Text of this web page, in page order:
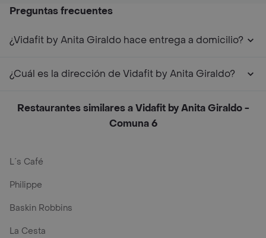
Preguntas frecuentes
¿Vidafit by Anita Giraldo hace entrega a domicilio?
¿Cuál es la dirección de Vidafit by Anita Giraldo?
Restaurantes similares a Vidafit by Anita Giraldo -
Comuna 6
L´s Café
Philippe
Baskin Robbins
La Cesta